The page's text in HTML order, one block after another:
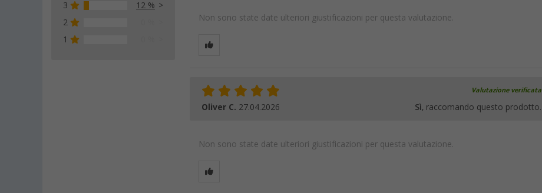
3
12 %
2
1
Non sono state date ulteriori giustificazioni per questa valutazione.
Valutazione verificata
Oliver C. 27.04.2026 Sì, raccomando questo prodotto.
Non sono state date ulteriori giustificazioni per questa valutazione.